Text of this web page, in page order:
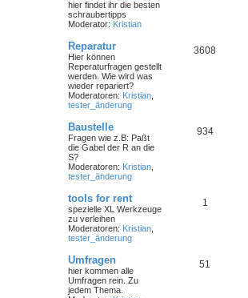
hier findet ihr die besten
schraubertipps
Moderator: Kristian
Reparatur
Hier können
Reperaturfragen gestellt
werden. Wie wird was
wieder repariert?
Moderatoren: Kristian
tester_änderung
3608
Baustelle
Fragen wie z.B: Paßt
die Gabel der R an die
S?
Moderatoren: Kristian
tester_änderung
934
tools for rent
spezielle XL Werkzeuge
zu verleihen
Moderatoren: Kristian
tester_änderung
1
Umfragen
hier kommen alle
Umfragen rein. Zu
jedem Thema.
51